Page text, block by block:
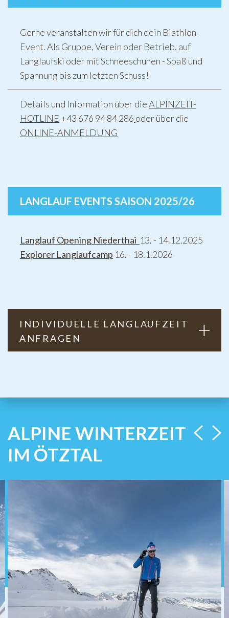
Gerne veranstalten wir für dich dein Biathlon-
Event. Als Gruppe, Verein oder Betrieb, auf
Langlaufski oder mit Schneeschuhen - Spaß und
Spannung bis zum letzten Schuss!
Details und Information über dieALPINZEIT-
HOTLINE +43 676 94 84 286 oder über die
ONLINE-ANMELDUNG
LANGLAUF EVENTS SAISON 2025/26
Langlauf Opening Niederthai 13. - 14.12.2025
Explorer Langlaufcamp 16. - 18.1.2026
INDIVIDUELLE LANGLAUFZEIT
ANFRAGEN
ALPINE WINTERZEIT
IM ÖTZTAL